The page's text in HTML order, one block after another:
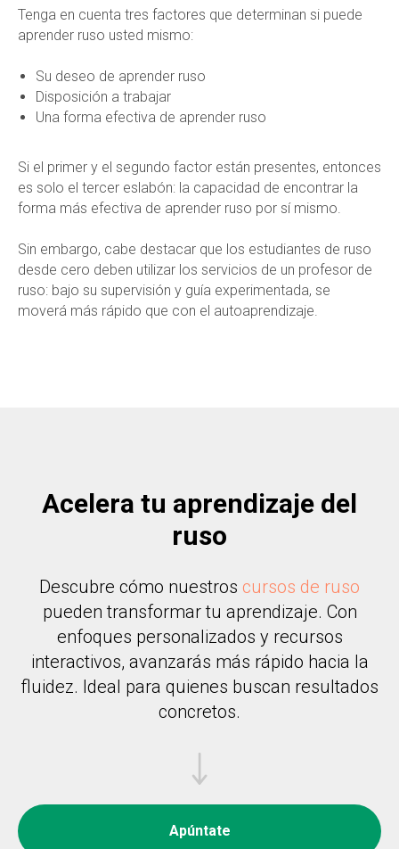
Tenga en cuenta tres factores que determinan si puede
aprender ruso usted mismo:
Su deseo de aprender ruso
Disposición a trabajar
Una forma efectiva de aprender ruso
Si el primer y el segundo factor están presentes, entonces
es solo el tercer eslabón: la capacidad de encontrar la
forma más efectiva de aprender ruso por sí mismo.
Sin embargo, cabe destacar que los estudiantes de ruso
desde cero deben utilizar los servicios de un profesor de
ruso: bajo su supervisión y guía experimentada, se
moverá más rápido que con el autoaprendizaje.
Acelera tu aprendizaje del
ruso
Descubre cómo nuestros cursos de ruso
pueden transformar tu aprendizaje. Con
enfoques personalizados y recursos
interactivos, avanzarás más rápido hacia la
fluidez. Ideal para quienes buscan resultados
concretos.
Apúntate